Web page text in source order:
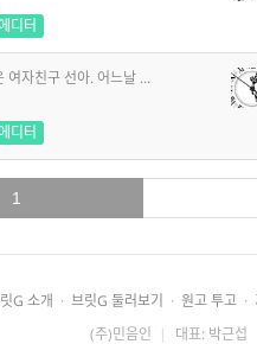
디터
여자친구 선아. 어느날 ...
디터
1
G 소개 · 브릿G 둘러보기 · 원고 투고 ·
(주)민음인 | 대표: 박근섭